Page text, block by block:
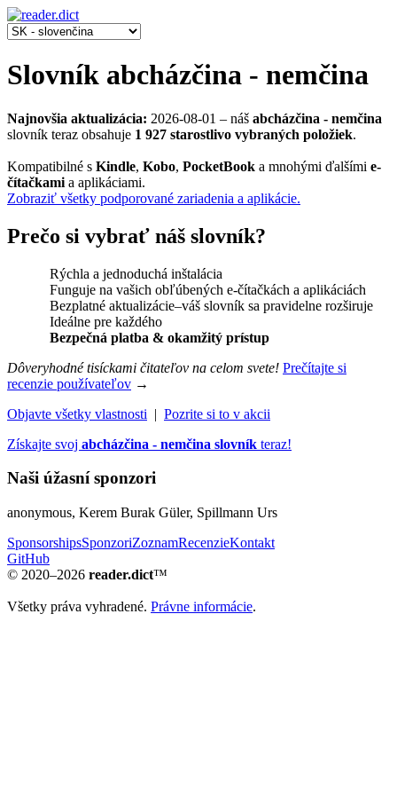
Slovník abcházčina - nemčina
Najnovšia aktualizácia: 2026-08-01 ‒ náš abcházčina - nemčina
slovník teraz obsahuje 1 927 starostlivo vybraných položiek.
Kompatibilné s Kindle, Kobo, PocketBook a mnohými ďalšími e-
čítačkami a aplikáciami.
Zobraziť všetky podporované zariadenia a aplikácie.
Prečo si vybrať náš slovník?
Rýchla a jednoduchá inštalácia
Funguje na vašich obľúbených e-čítačkách a aplikáciách
Bezplatné aktualizácie‒váš slovník sa pravidelne rozširuje
Ideálne pre každého
Bezpečná platba & okamžitý prístup
Dôveryhodné tisíckami čitateľov na celom svete! Prečítajte si
recenzie používateľov →
Objavte všetky vlastnosti | Pozrite si to v akcii
Získajte svoj abcházčina - nemčina slovník teraz!
Naši úžasní sponzori
anonymous, Kerem Burak Güler, Spillmann Urs
SponsorshipsSponzoriZoznamRecenzieKontakt
GitHub
© 2020–2026 reader.dict™
Všetky práva vyhradené. Právne informácie.